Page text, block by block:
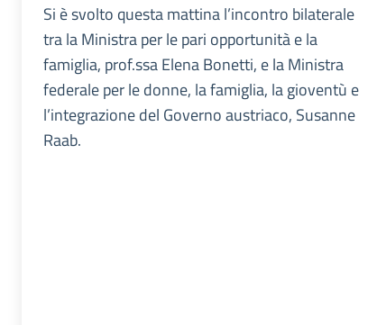
Si è svolto questa mattina l’incontro bilaterale
tra la Ministra per le pari opportunità e la
famiglia, prof.ssa Elena Bonetti, e la Ministra
federale per le donne, la famiglia, la gioventù e
l’integrazione del Governo austriaco, Susanne
Raab.